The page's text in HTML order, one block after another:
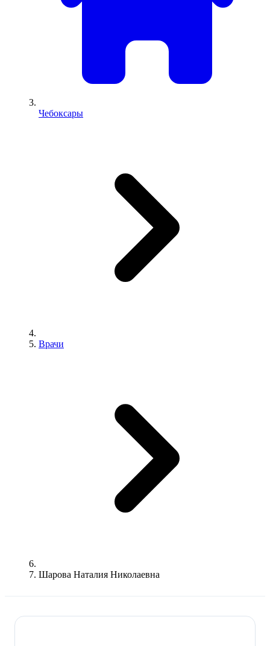
Чебоксары
Врачи
Шарова Наталия Николаевна